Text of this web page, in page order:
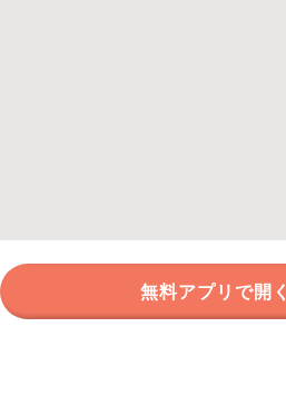
無料アプリで開く